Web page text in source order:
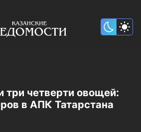
три четверти овощей:
в АПК Татарстана